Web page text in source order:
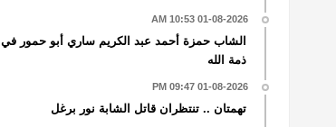
01-08-2026 10:53 AM
الشاب حمزة أحمد عبد الكريم ساري أبو حمور في
ذمة الله
01-08-2026 09:47 PM
تهمتان .. تنتظران قاتل الشابة نور برغل